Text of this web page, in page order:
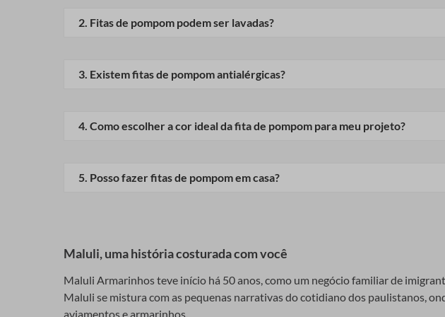
As fitas de pompom podem ser encontradas em diversos materiais, incluindo
A escolha de cores e texturas é vasta, permitindo que artesãos encontrem a
Para começar, você precisará de lã ou fio de sua escolha, uma tesoura, e um
projeto para um resultado harmonioso.
Passo a Passo para a Criação
2. Fitas de pompom podem ser lavadas?
3. Existem fitas de pompom antialérgicas?
4. Como escolher a cor ideal da fita de pompom para meu projeto?
5. Posso fazer fitas de pompom em casa?
Maluli, uma história costurada com você
Maluli Armarinhos teve início há 50 anos, como um negócio familiar de
Maluli se mistura com as pequenas narrativas do cotidiano dos paulistanos,
aviamentos e armarinhos.